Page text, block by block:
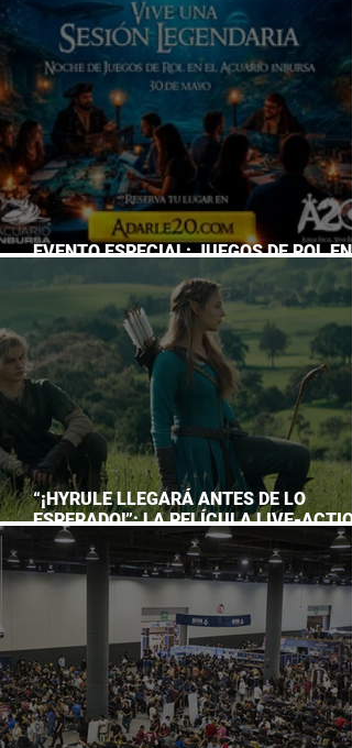
LANZAMIENTO
EVENTO ESPECIAL: JUEGOS DE ROL EN
“¡HYRULE LLEGARÁ ANTES DE LO
ESPERADO!”: LA PELÍCULA LIVE-
DE THE LEGEND OF ZELDA ADELANTA
ESTRENO